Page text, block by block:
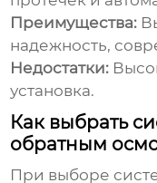
Преимущества:
надежность,
Недостатки:
установка.
Как выбрать
обратным
При выборе